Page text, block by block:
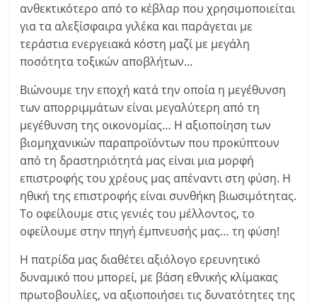
ανθεκτικότερο από το κέβλαρ που χρησιμοποιείται
για τα αλεξίσφαιρα γιλέκα και παράγεται με
τεράστια ενεργειακά κόστη μαζί με μεγάλη
ποσότητα τοξικών αποβλήτων…
Βιώνουμε την εποχή κατά την οποία η μεγέθυνση
των απορριμμάτων είναι μεγαλύτερη από τη
μεγέθυνση της οικονομίας… Η αξιοποίηση των
βιομηχανικών παραπροϊόντων που προκύπτουν
από τη δραστηριότητά μας είναι μια μορφή
επιστροφής του χρέους μας απέναντι στη φύση. Η
ηθική της επιστροφής είναι συνθήκη βιωσιμότητας.
Το οφείλουμε στις γενιές του μέλλοντος, το
οφείλουμε στην πηγή έμπνευσής μας… τη φύση!
Η πατρίδα μας διαθέτει αξιόλογο ερευνητικό
δυναμικό που μπορεί, με βάση εθνικής κλίμακας
πρωτοβουλίες, να αξιοποιήσει τις δυνατότητες της